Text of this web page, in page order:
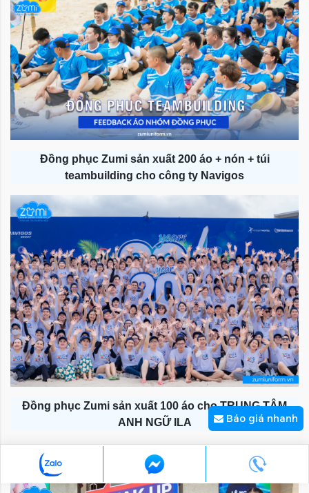
Đồng phục Zumi sản xuất 200 áo + nón + túi
teambuilding cho công ty Navigos
Đồng phục Zumi sản xuất 100 áo cho TRUNG TÂM
ANH NGỮ ILA
Báo giá nhanh